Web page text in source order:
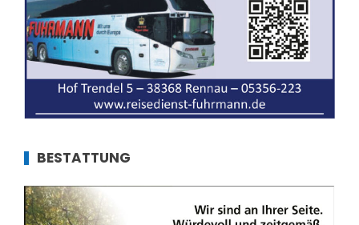
BESTATTUNG